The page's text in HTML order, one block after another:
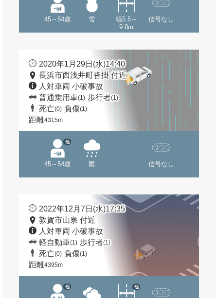
45～54歳 雪
幅5.5～
9.0m
信号なし
2020年1月29日(水)14:40
長浜市西浅井町沓掛 付近
人対車両 小破事故
普通乗用車(1) 歩行者(1)
死亡(0) 負傷(1)
距離4315m
45～54歳
他
雨 信号なし
2022年12月7日(水)17:35
敦賀市山泉 付近
人対車両 小破事故
軽自動車(1) 歩行者(1)
死亡(0) 負傷(1)
距離4395m
他 他